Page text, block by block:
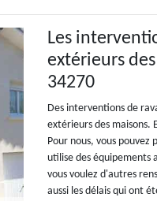
Les
extérieurs
34270
Des interventions de
extérieurs des maisons.
Pour nous, vous pouvez
utilise des équipements
vous voulez d'autres
aussi les délais qui ont